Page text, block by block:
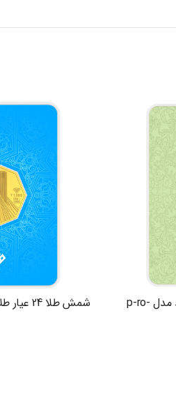
شمش طلا 24 عیار طلای محمد مدل p-ro-
شمش طلا 24 عیار طلای محمد مدل R-AZ-4